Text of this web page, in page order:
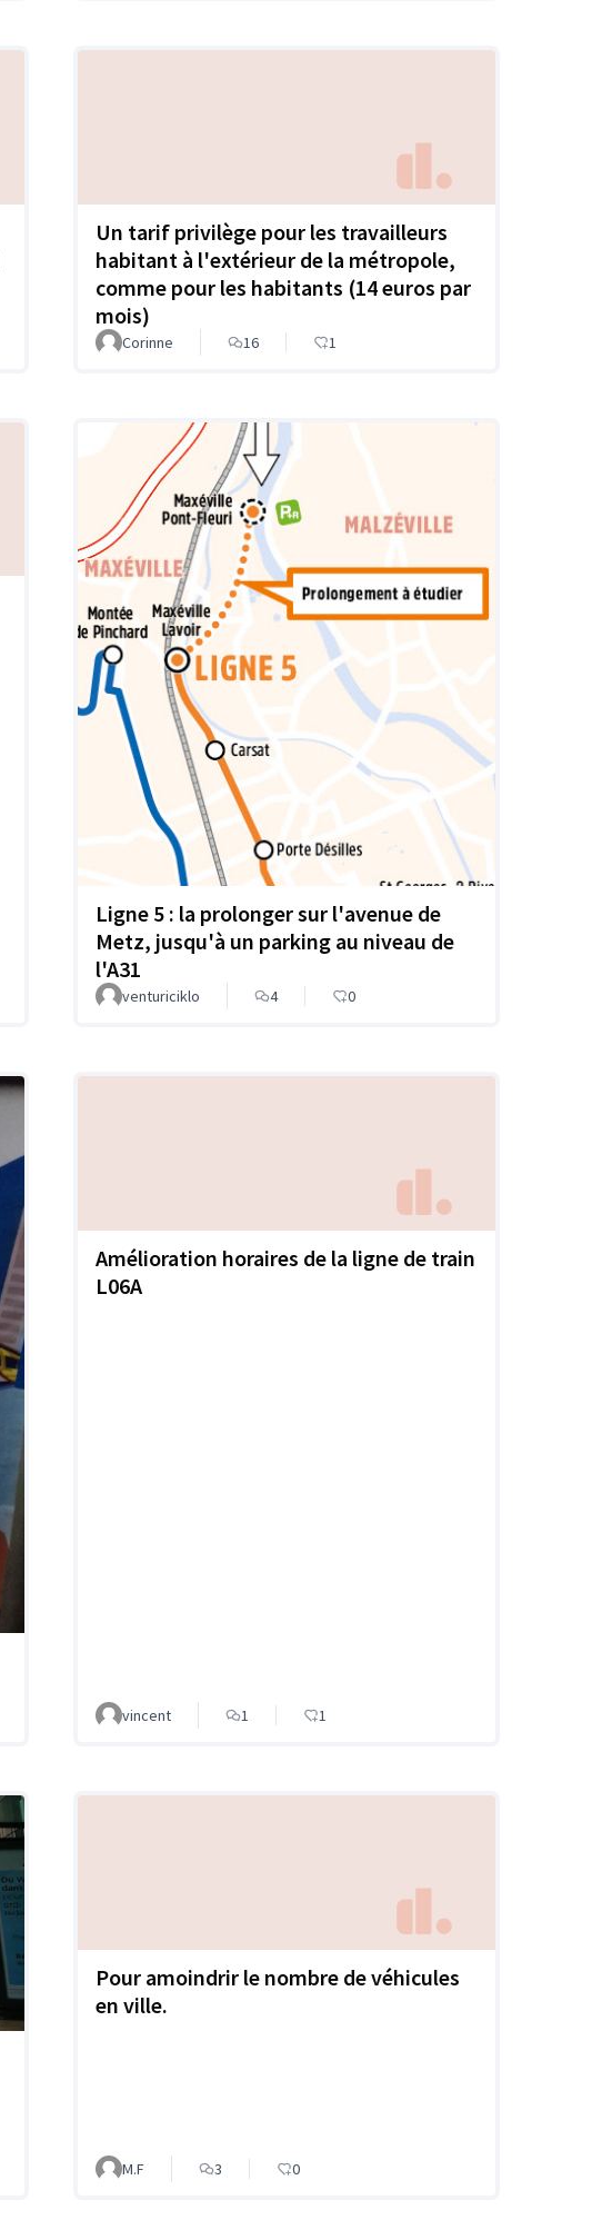
Un tarif privilège pour les travailleurs
habitant à l'extérieur de la métropole,
comme pour les habitants (14 euros par
mois)
Corinne 16 1
Ligne 5 : la prolonger sur l'avenue de
Metz, jusqu'à un parking au niveau de
l'A31
venturiciklo 4 0
Amélioration horaires de la ligne de train
L06A
vincent 1 1
Pour amoindrir le nombre de véhicules
en ville.
M.F 3 0